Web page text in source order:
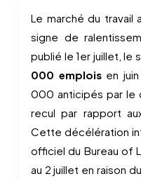
Le marché du travail américain envoie un nouveau
signe de
publié le 1er juillet, le
000 emploisen juin
000 anticipés par le
recul par rapport
Cette décélération
officiel du Bureau of
au 2 juillet en raison